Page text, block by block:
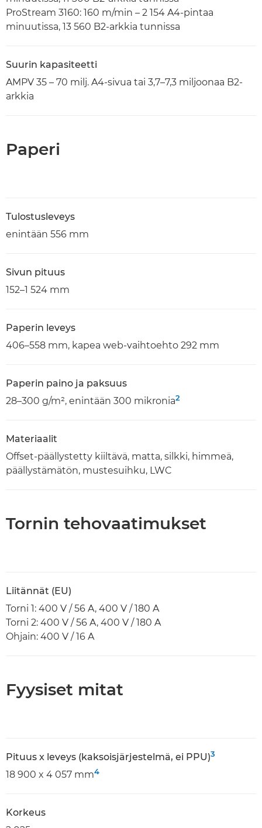
ProStream 3160: 160 m/min – 2 154 A4-pintaa
minuutissa, 13 560 B2-arkkia tunnissa
Suurin kapasiteetti
AMPV 35 – 70 milj. A4-sivua tai 3,7–7,3 miljoonaa B2-
arkkia
Paperi
Tulostusleveys
enintään 556 mm
Sivun pituus
152–1 524 mm
Paperin leveys
406–558 mm, kapea web-vaihtoehto 292 mm
Paperin paino ja paksuus
28–300 g/m², enintään 300 mikronia2
Materiaalit
Offset-päällystetty kiiltävä, matta, silkki, himmeä,
päällystämätön, mustesuihku, LWC
Tornin tehovaatimukset
Liitännät (EU)
Torni 1: 400 V / 56 A, 400 V / 180 A
Torni 2: 400 V / 56 A, 400 V / 180 A
Ohjain: 400 V / 16 A
Fyysiset mitat
Pituus x leveys (kaksoisjärjestelmä, ei PPU)3
18 900 x 4 057 mm4
Korkeus